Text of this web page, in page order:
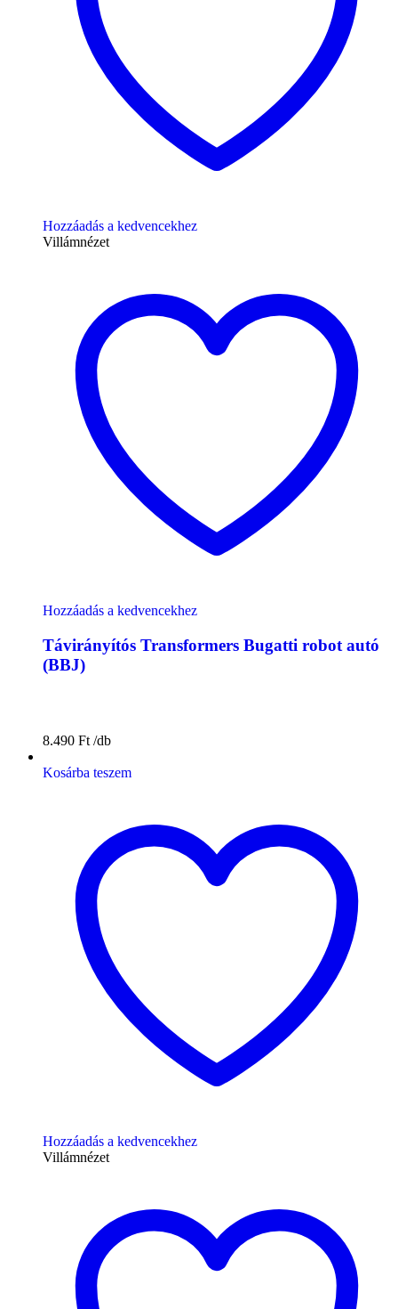
Hozzáadás a kedvencekhez
Villámnézet
Hozzáadás a kedvencekhez
Távirányítós Transformers Bugatti robot autó
(BBJ)
8.490 Ft
Kosárba teszem
Hozzáadás a kedvencekhez
Villámnézet